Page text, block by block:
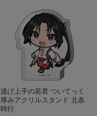
逃げ上手の若君 ついてっく
厚みアクリルスタンド 北条
時行